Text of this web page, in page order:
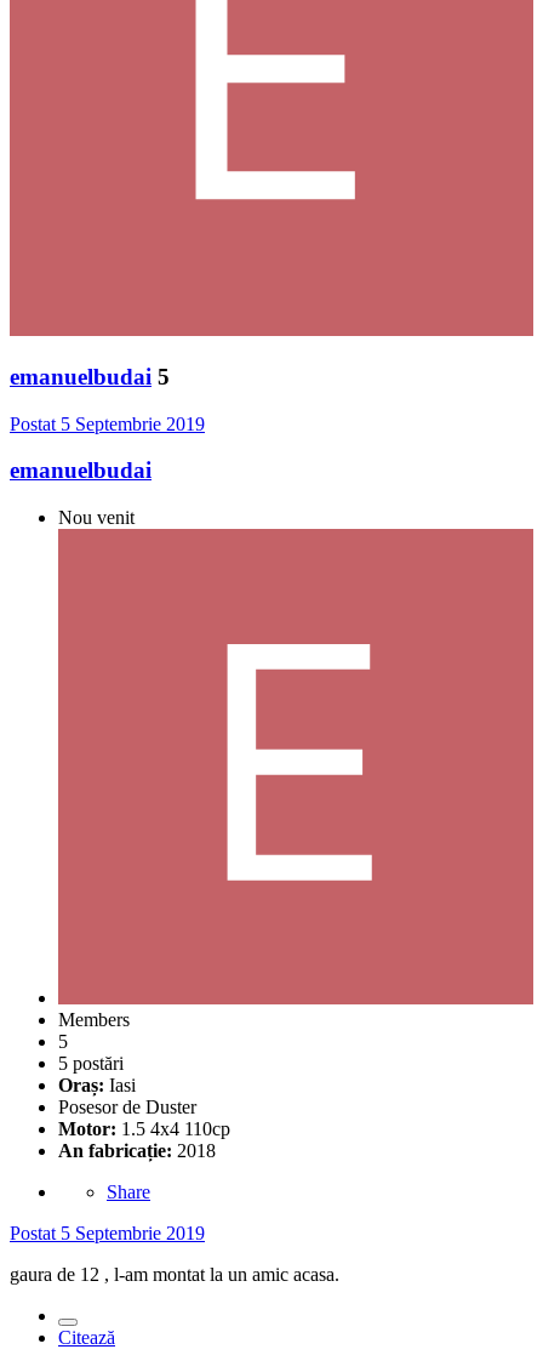
emanuelbudai 5
Postat 5 Septembrie 2019
emanuelbudai
Nou venit
Members
5
5 postări
Oraș: Iasi
Posesor de Duster
Motor: 1.5 4x4 110cp
An fabricație: 2018
Share
Postat 5 Septembrie 2019
gaura de 12 , l-am montat la un amic acasa.
Citează